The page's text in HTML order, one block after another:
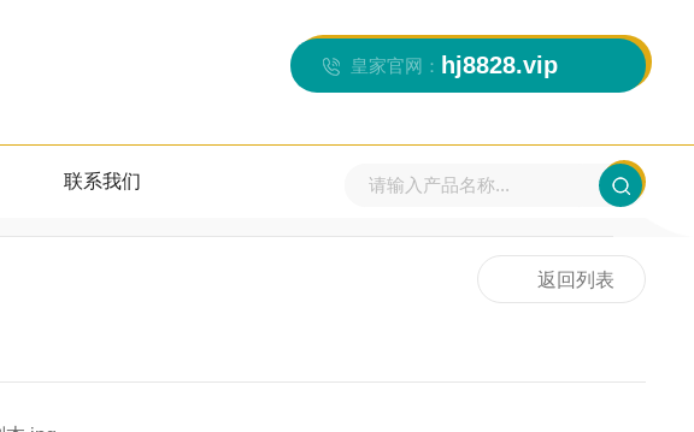
皇家官网： hj8828.vip
联系我们
首页>>新闻资讯>>
返回列表